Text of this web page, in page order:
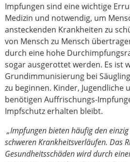
Impfungen sind eine wichtige
Medizin und notwendig, um
ansteckenden Krankheiten zu
von Mensch zu Mensch
durch eine hohe
sogar ausgerottet werden. Es ist
Grundimmunisierung bei
zu beginnen. Kinder, Jugendliche
benötigen Auffrischungs-
Impfschutz erhalten bleibt.
„Impfungen bieten häufig den
schweren Krankheitsverläufen. Das
Gesundheitsschäden wird durch